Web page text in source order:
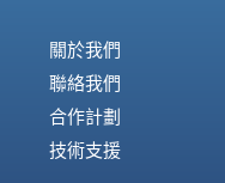
關於我們
聯絡我們
合作計劃
技術支援